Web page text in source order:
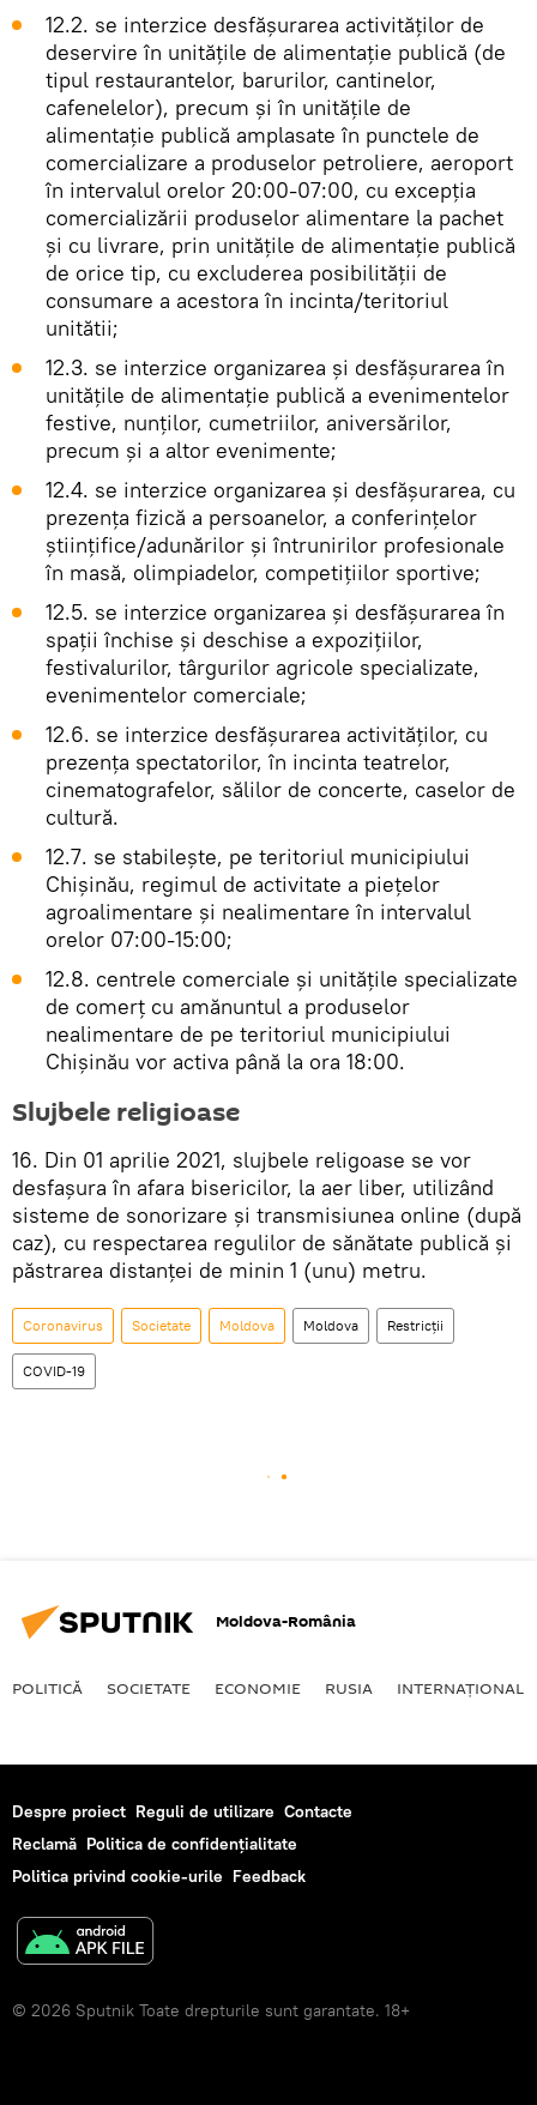
12.2. se interzice desfășurarea activităților de
deservire în unitățile de alimentație publică (de
tipul restaurantelor, barurilor, cantinelor,
cafenelelor), precum și în unitățile de
alimentație publică amplasate în punctele de
comercializare a produselor petroliere, aeroport
în intervalul orelor 20:00-07:00, cu excepția
comercializării produselor alimentare la pachet
și cu livrare, prin unitățile de alimentație publică
de orice tip, cu excluderea posibilității de
consumare a acestora în incinta/teritoriul
unitătii;
12.3. se interzice organizarea și desfășurarea în
unitățile de alimentație publică a evenimentelor
festive, nunților, cumetriilor, aniversărilor,
precum și a altor evenimente;
12.4. se interzice organizarea și desfășurarea, cu
prezența fizică a persoanelor, a conferințelor
științifice/adunărilor și întrunirilor profesionale
în masă, olimpiadelor, competițiilor sportive;
12.5. se interzice organizarea și desfășurarea în
spații închise și deschise a expozițiilor,
festivalurilor, târgurilor agricole specializate,
evenimentelor comerciale;
12.6. se interzice desfășurarea activităților, cu
prezența spectatorilor, în incinta teatrelor,
cinematografelor, sălilor de concerte, caselor de
cultură.
12.7. se stabilește, pe teritoriul municipiului
Chișinău, regimul de activitate a piețelor
agroalimentare și nealimentare în intervalul
orelor 07:00-15:00;
12.8. centrele comerciale și unitățile specializate
de comerț cu amănuntul a produselor
nealimentare de pe teritoriul municipiului
Chișinău vor activa până la ora 18:00.
Slujbele religioase
16. Din 01 aprilie 2021, slujbele religoase se vor
desfașura în afara bisericilor, la aer liber, utilizând
sisteme de sonorizare și transmisiunea online (după
caz), cu respectarea regulilor de sănătate publică și
păstrarea distanței de minin 1 (unu) metru.
Coronavirus Societate Moldova Moldova Restricții
COVID-19
Moldova-România
POLITICĂ SOCIETATE ECONOMIE RUSIA INTERNAŢIONAL
Despre proiect Reguli de utilizare Contacte
Reclamă Politica de confidențialitate
Politica privind cookie-urile Feedback
© 2026 Sputnik Toate drepturile sunt garantate. 18+